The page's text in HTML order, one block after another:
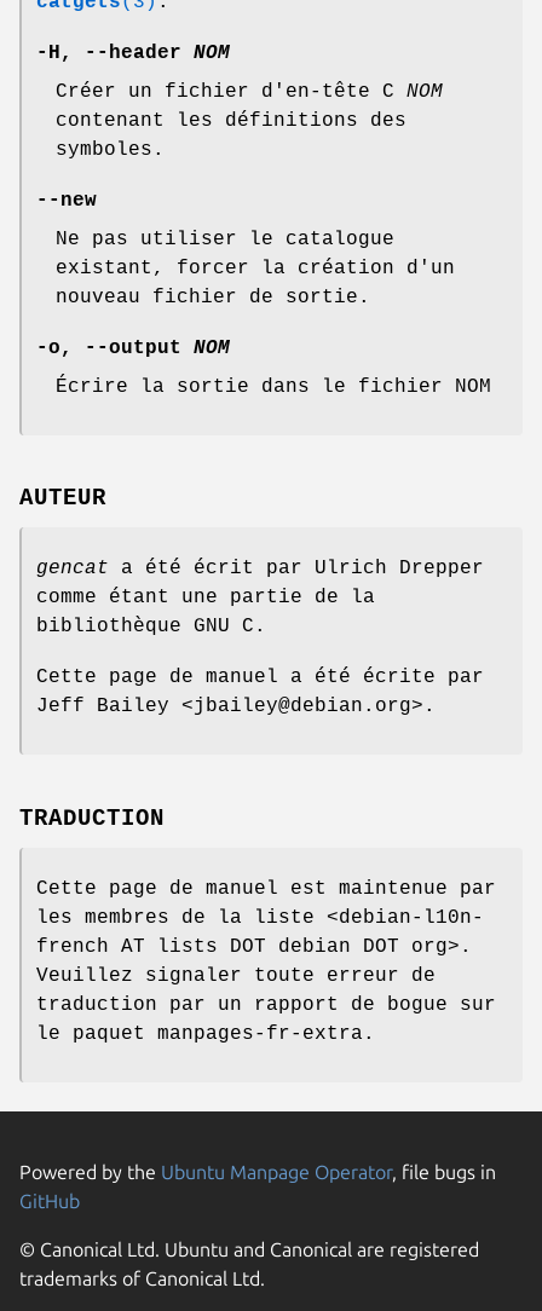
-H , --header
NOM
Créer un fichier d'en-tête C NOM
contenant les définitions des
symboles.
--new
Ne pas utiliser le catalogue
existant, forcer la création d'un
nouveau fichier de sortie.
-o , --output
NOM
Écrire la sortie dans le fichier NOM
AUTEUR
gencat a été écrit par Ulrich Drepper
comme étant une partie de la
bibliothèque GNU C.
Cette page de manuel a été écrite par
Jeff Bailey <jbailey@debian.org>.
TRADUCTION
Cette page de manuel est maintenue par
les membres de la liste <debian-l10n-
french AT lists DOT debian DOT org>.
Veuillez signaler toute erreur de
traduction par un rapport de bogue sur
le paquet manpages-fr-extra.
Powered by the Ubuntu Manpage Operator, file bugs in
GitHub
© Canonical Ltd. Ubuntu and Canonical are registered
trademarks of Canonical Ltd.